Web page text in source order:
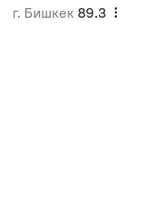
г. Бишкек 89.3